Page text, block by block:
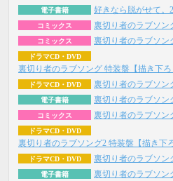
電子書籍 好きなら脱がせて。
コミックス 裏切り者のラブソン
コミックス 裏切り者のラブソン
ドラマCD・DVD
裏切り者のラブソング 特装盤【描き下ろ
ドラマCD・DVD 裏切り者のラブソン
電子書籍 裏切り者のラブソン
コミックス 裏切り者のラブソン
ドラマCD・DVD
裏切り者のラブソング2 特装盤【描き下
ドラマCD・DVD 裏切り者のラブソン
電子書籍 裏切り者のラブソン